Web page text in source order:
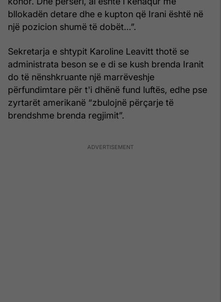
bllokadën detare dhe e kupton që Irani është në
një pozicion shumë të dobët...”.
Sekretarja e shtypit Karoline Leavitt thotë se
administrata beson se e di se kush brenda Iranit
do të nënshkruante një marrëveshje
përfundimtare për t'i dhënë fund luftës, edhe pse
zyrtarët amerikanë “zbulojnë përçarje të
brendshme brenda regjimit”.